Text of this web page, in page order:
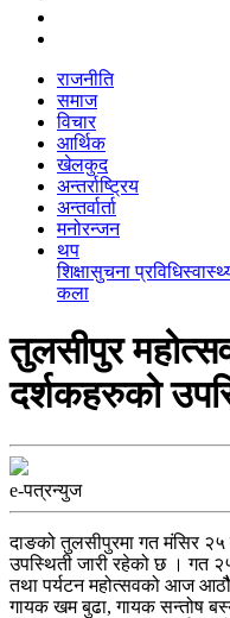
राजनीति
समाज
विचार
आर्थिक
खेलकुद
अन्तर्राष्ट्रिय
अन्तर्वार्ता
मनोरन्जन
थप
शिक्षासुचना प्रविधि
कला
तुलसीपुर
दर्शकहरुको
e-पत्रन्युज
दाङको तुलसीपुरमा गत मंसिर २५
उपस्थिती जारी रहेको छ । गत
तथा पर्यटन महोत्सवको आज
गायक खम बुढा, गायक सन्तोष